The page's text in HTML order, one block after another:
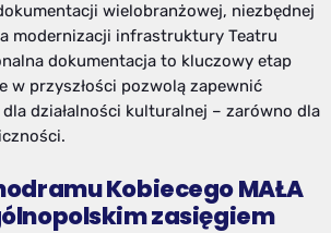
wielobranżowej, niezbędnej
modernizacji infrastruktury Teatru
dokumentacja to kluczowy etap
w przyszłości pozwolą zapewnić
działalności kulturalnej – zarówno dla
Kobiecego MAŁA
zasięgiem